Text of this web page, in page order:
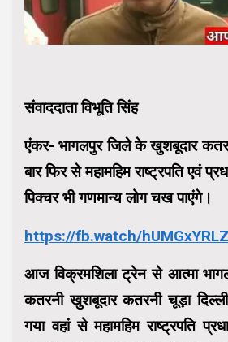
संवाददाता विभूति सिंह
एंकर- भागलपुर जिले के खुशबूदार
बार फिर से महामहिम राष्ट्रपति एवं
पिक्चर भी गणमान्य लोग चख पाएंगे।
https://fb.watch/
आज विक्रमशिला ट्रेन से आत्मा
कतरनी खुशबूदार कतरनी चूड़ा
गया वहां से महामहिम राष्ट्रपति